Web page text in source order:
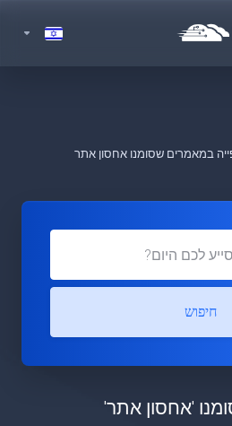
במאמרים שסומנו אחסון אתר
חיפוש
'אחסון אתר'